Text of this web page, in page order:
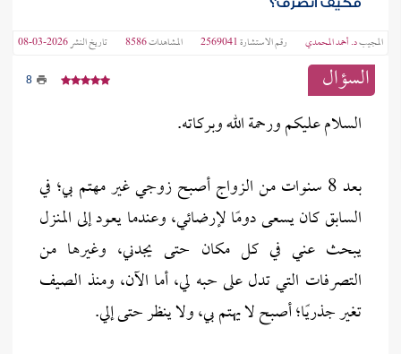
فكيف أتصرف؟
المجيبد. أحمد المحمدي رقم الاستشارة2569041 المشاهدات8586 تاريخ النشر2026-03-08
السؤال 8
السلام عليكم ورحمة الله وبركاته.
بعد 8 سنوات من الزواج أصبح زوجي غير مهتم بي؛ في
السابق كان يسعى دومًا لإرضائي، وعندما يعود إلى المنزل
يبحث عني في كل مكان حتى يجدني، وغيرها من
التصرفات التي تدل على حبه لي، أما الآن، ومنذ الصيف
تغير جذريًا؛ أصبح لا يهتم بي، ولا ينظر حتى إلي.